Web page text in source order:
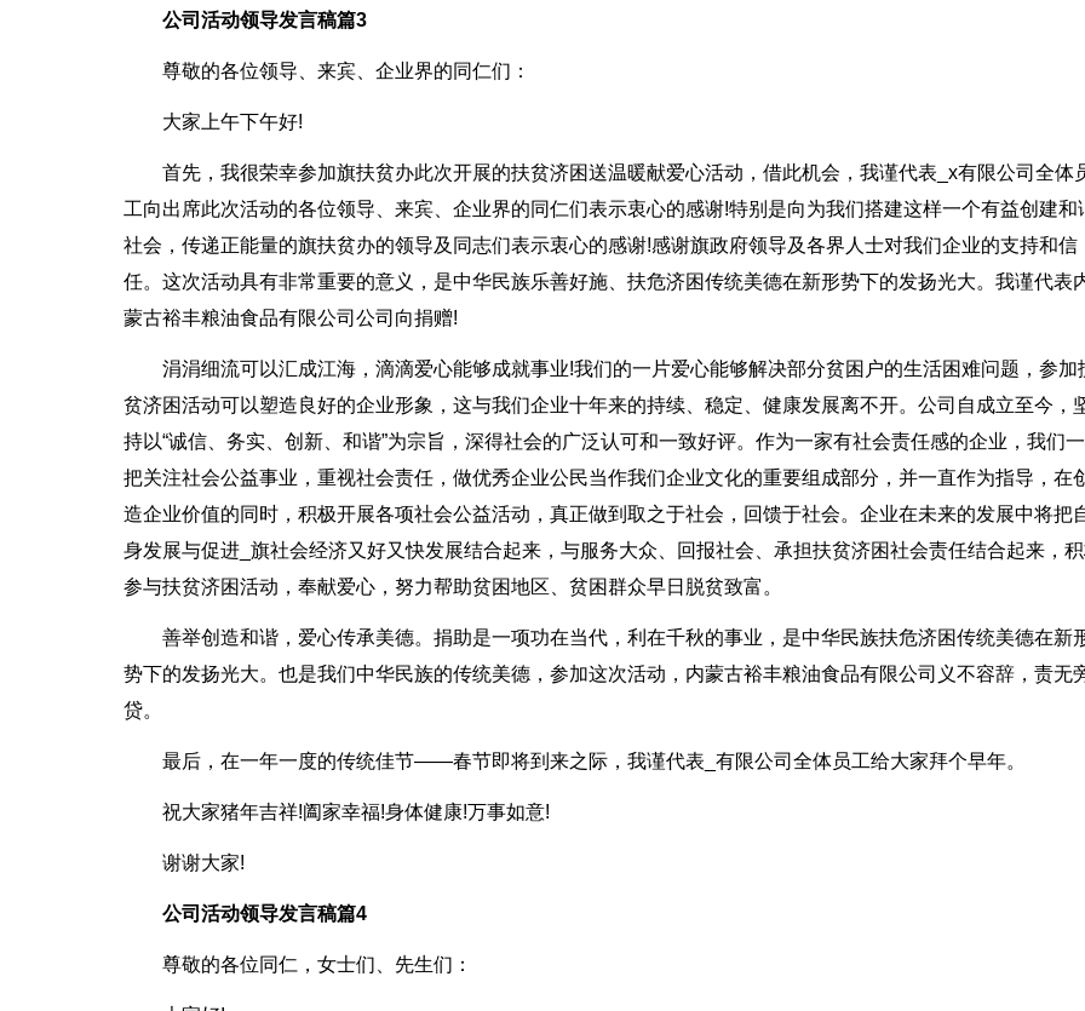
公司活动领导发言稿篇3
尊敬的各位领导、来宾、企业界的同仁们：
大家上午下午好!
首先，我很荣幸参加旗扶贫办此次开展的扶贫济困送温暖献爱心活动，借此机会，我谨代表_x有限公司全体
工向出席此次活动的各位领导、来宾、企业界的同仁们表示衷心的感谢!特别是向为我们搭建这样一个有益创建和
社会，传递正能量的旗扶贫办的领导及同志们表示衷心的感谢!感谢旗政府领导及各界人士对我们企业的支持和信
任。这次活动具有非常重要的意义，是中华民族乐善好施、扶危济困传统美德在新形势下的发扬光大。我谨代表
蒙古裕丰粮油食品有限公司公司向捐赠!
涓涓细流可以汇成江海，滴滴爱心能够成就事业!我们的一片爱心能够解决部分贫困户的生活困难问题，参加
贫济困活动可以塑造良好的企业形象，这与我们企业十年来的持续、稳定、健康发展离不开。公司自成立至今，
持以“诚信、务实、创新、和谐”为宗旨，深得社会的广泛认可和一致好评。作为一家有社会责任感的企业，我们
把关注社会公益事业，重视社会责任，做优秀企业公民当作我们企业文化的重要组成部分，并一直作为指导，在
造企业价值的同时，积极开展各项社会公益活动，真正做到取之于社会，回馈于社会。企业在未来的发展中将把
身发展与促进_旗社会经济又好又快发展结合起来，与服务大众、回报社会、承担扶贫济困社会责任结合起来，
参与扶贫济困活动，奉献爱心，努力帮助贫困地区、贫困群众早日脱贫致富。
善举创造和谐，爱心传承美德。捐助是一项功在当代，利在千秋的事业，是中华民族扶危济困传统美德在新
势下的发扬光大。也是我们中华民族的传统美德，参加这次活动，内蒙古裕丰粮油食品有限公司义不容辞，责无
贷。
最后，在一年一度的传统佳节——春节即将到来之际，我谨代表_有限公司全体员工给大家拜个早年。
祝大家猪年吉祥!阖家幸福!身体健康!万事如意!
谢谢大家!
公司活动领导发言稿篇4
尊敬的各位同仁，女士们、先生们：